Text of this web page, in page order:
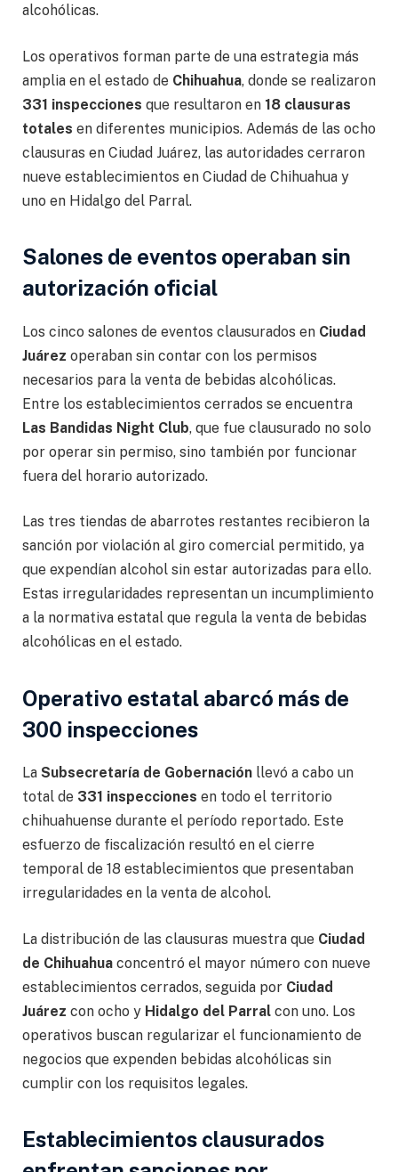
alcohólicas.
Los operativos forman parte de una estrategia más
amplia en el estado de Chihuahua, donde se realizaron
331 inspecciones que resultaron en 18 clausuras
totales en diferentes municipios. Además de las ocho
clausuras en Ciudad Juárez, las autoridades cerraron
nueve establecimientos en Ciudad de Chihuahua y
uno en Hidalgo del Parral.
Salones de eventos operaban sin
autorización oficial
Los cinco salones de eventos clausurados en Ciudad
Juárez operaban sin contar con los permisos
necesarios para la venta de bebidas alcohólicas.
Entre los establecimientos cerrados se encuentra
Las Bandidas Night Club, que fue clausurado no solo
por operar sin permiso, sino también por funcionar
fuera del horario autorizado.
Las tres tiendas de abarrotes restantes recibieron la
sanción por violación al giro comercial permitido, ya
que expendían alcohol sin estar autorizadas para ello.
Estas irregularidades representan un incumplimiento
a la normativa estatal que regula la venta de bebidas
alcohólicas en el estado.
Operativo estatal abarcó más de
300 inspecciones
La Subsecretaría de Gobernación llevó a cabo un
total de 331 inspecciones en todo el territorio
chihuahuense durante el período reportado. Este
esfuerzo de fiscalización resultó en el cierre
temporal de 18 establecimientos que presentaban
irregularidades en la venta de alcohol.
La distribución de las clausuras muestra que Ciudad
de Chihuahua concentró el mayor número con nueve
establecimientos cerrados, seguida por Ciudad
Juárez con ocho y Hidalgo del Parral con uno. Los
operativos buscan regularizar el funcionamiento de
negocios que expenden bebidas alcohólicas sin
cumplir con los requisitos legales.
Establecimientos clausurados